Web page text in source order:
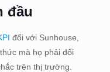
đầu
đối với Sunhouse,
mà họ phải đối
trên thị trường.